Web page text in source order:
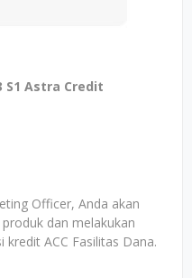
S1 Astra Credit
Officer, Anda akan
dan melakukan
kredit ACC Fasilitas Dana.